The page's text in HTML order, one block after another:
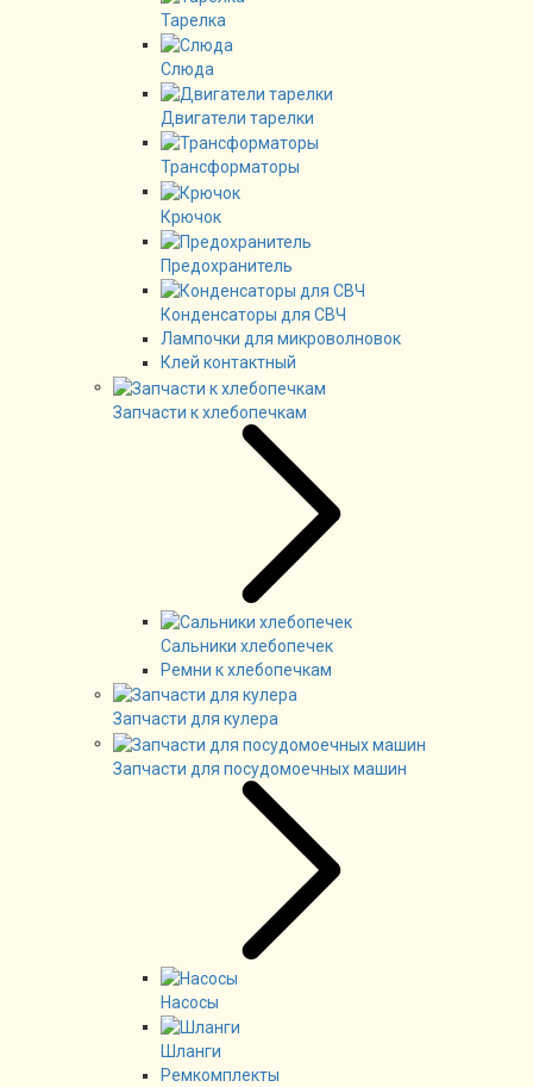
Тарелка
Слюда
Двигатели тарелки
Трансформаторы
Крючок
Предохранитель
Конденсаторы для СВЧ
Лампочки для микроволновок
Клей контактный
Запчасти к хлебопечкам
Сальники хлебопечек
Ремни к хлебопечкам
Запчасти для кулера
Запчасти для посудомоечных машин
Насосы
Шланги
Ремкомплекты